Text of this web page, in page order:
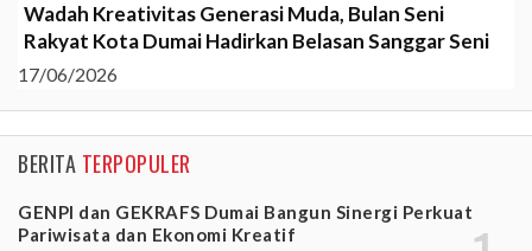
Wadah Kreativitas Generasi Muda, Bulan Seni
Rakyat Kota Dumai Hadirkan Belasan Sanggar Seni
17/06/2026
BERITA TERPOPULER
GENPI dan GEKRAFS Dumai Bangun Sinergi Perkuat
Pariwisata dan Ekonomi Kreatif